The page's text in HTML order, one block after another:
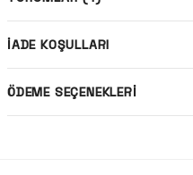
İADE KOŞULLARI
ÖDEME SEÇENEKLERI